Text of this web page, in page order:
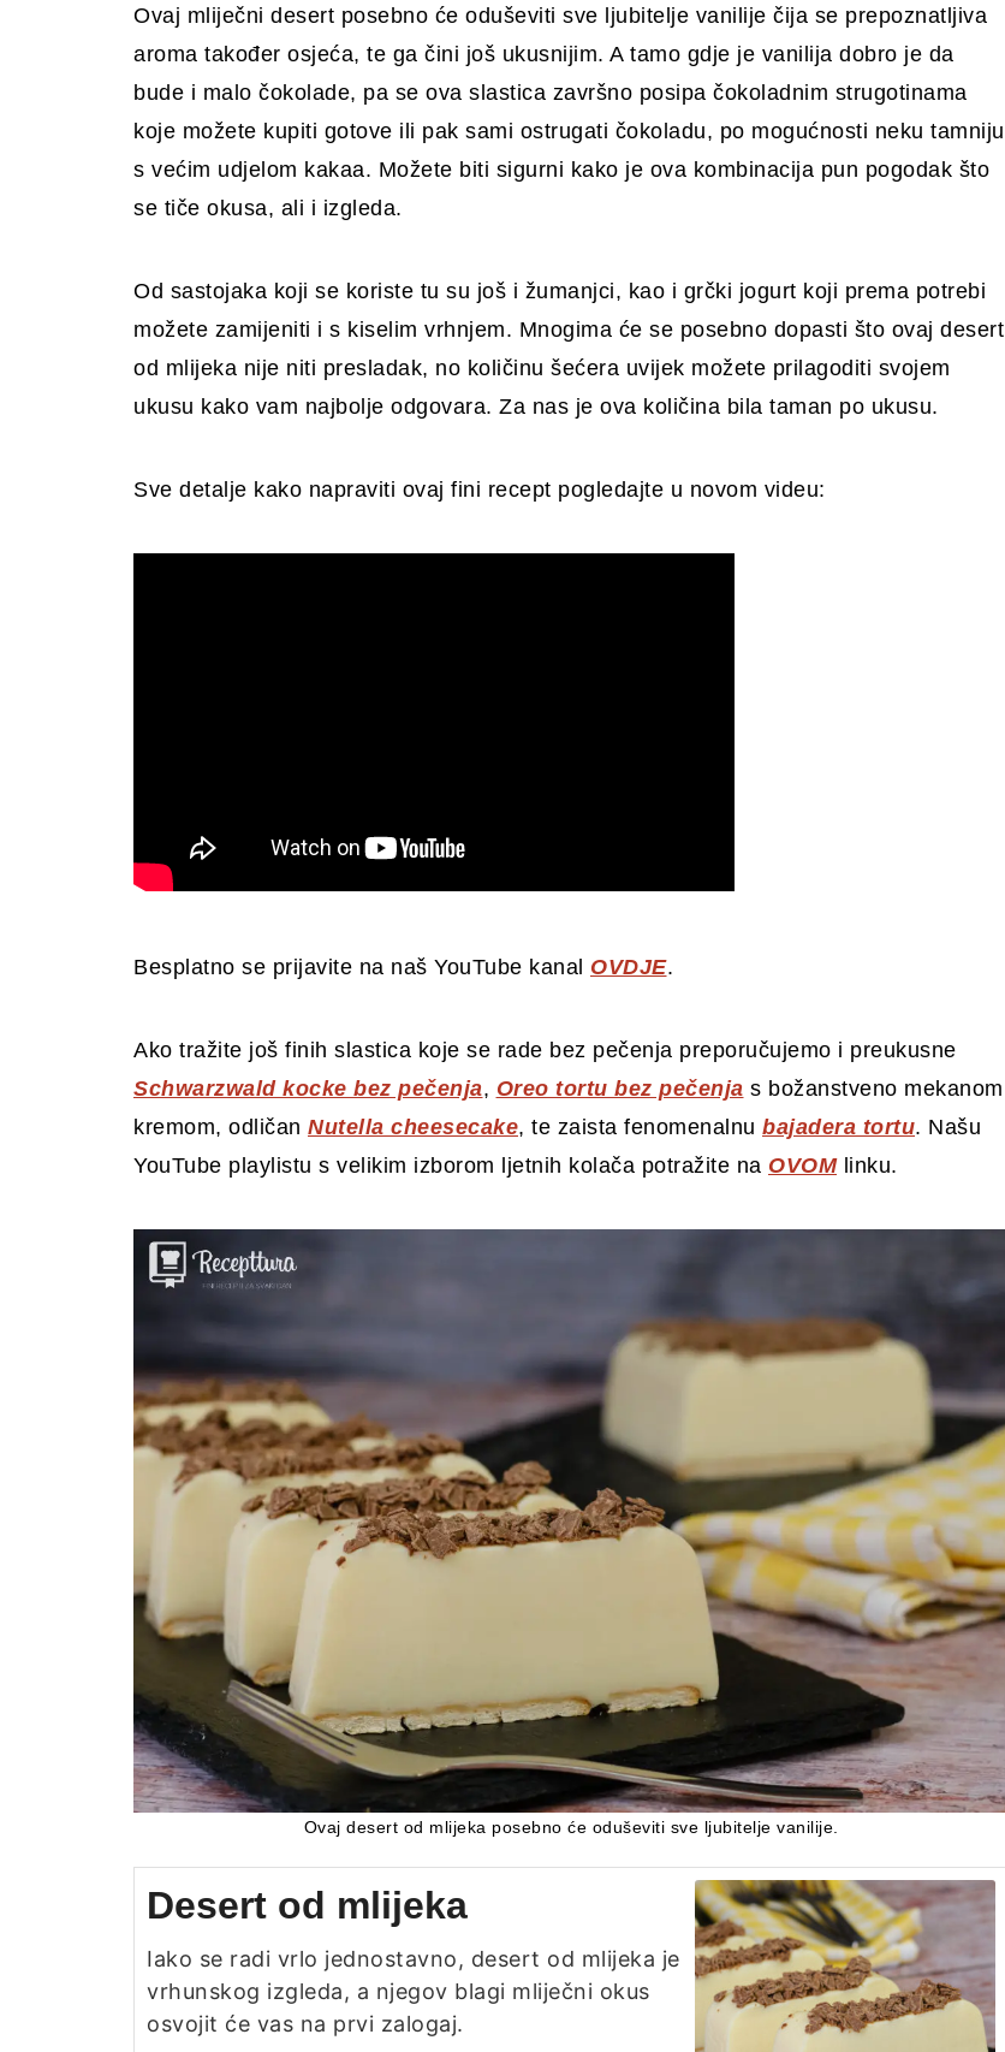
Ovaj mliječni desert posebno će oduševiti sve ljubitelje vanilije čija se prepoznatljiva
aroma također osjeća, te ga čini još ukusnijim. A tamo gdje je vanilija dobro je da
bude i malo čokolade, pa se ova slastica završno posipa čokoladnim strugotinama
koje možete kupiti gotove ili pak sami ostrugati čokoladu, po mogućnosti neku tamniju
s većim udjelom kakaa. Možete biti sigurni kako je ova kombinacija pun pogodak što
se tiče okusa, ali i izgleda.
Od sastojaka koji se koriste tu su još i žumanjci, kao i grčki jogurt koji prema potrebi
možete zamijeniti i s kiselim vrhnjem. Mnogima će se posebno dopasti što ovaj desert
od mlijeka nije niti presladak, no količinu šećera uvijek možete prilagoditi svojem
ukusu kako vam najbolje odgovara. Za nas je ova količina bila taman po ukusu.
Sve detalje kako napraviti ovaj fini recept pogledajte u novom videu:
Besplatno se prijavite na naš YouTube kanal OVDJE.
Ako tražite još finih slastica koje se rade bez pečenja preporučujemo i preukusne
Schwarzwald kocke bez pečenja, Oreo tortu bez pečenja s božanstveno mekanom
kremom, odličan Nutella cheesecake, te zaista fenomenalnu bajadera tortu. Našu
YouTube playlistu s velikim izborom ljetnih kolača potražite na OVOMlinku.
Ovaj desert od mlijeka posebno će oduševiti sve ljubitelje vanilije.
Desert od mlijeka
Iako se radi vrlo jednostavno, desert od mlijeka je
vrhunskog izgleda, a njegov blagi mliječni okus
osvojit će vas na prvi zalogaj.